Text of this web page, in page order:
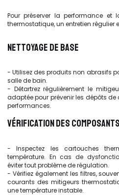
Pour préserver la performance
thermostatique, un entretien régulier
NETTOYAGE DE BASE
- Utilisez des produits non abrasifs
salle de bain.
- Détartrez régulièrement le
adaptée pour prévenir les dépôts
performances.
VÉRIFICATION DES
- Inspectez les cartouches
température. En cas de
éviter tout problème de régulation.
- Vérifiez également les filtres,
courants des mitigeurs
une température instable.